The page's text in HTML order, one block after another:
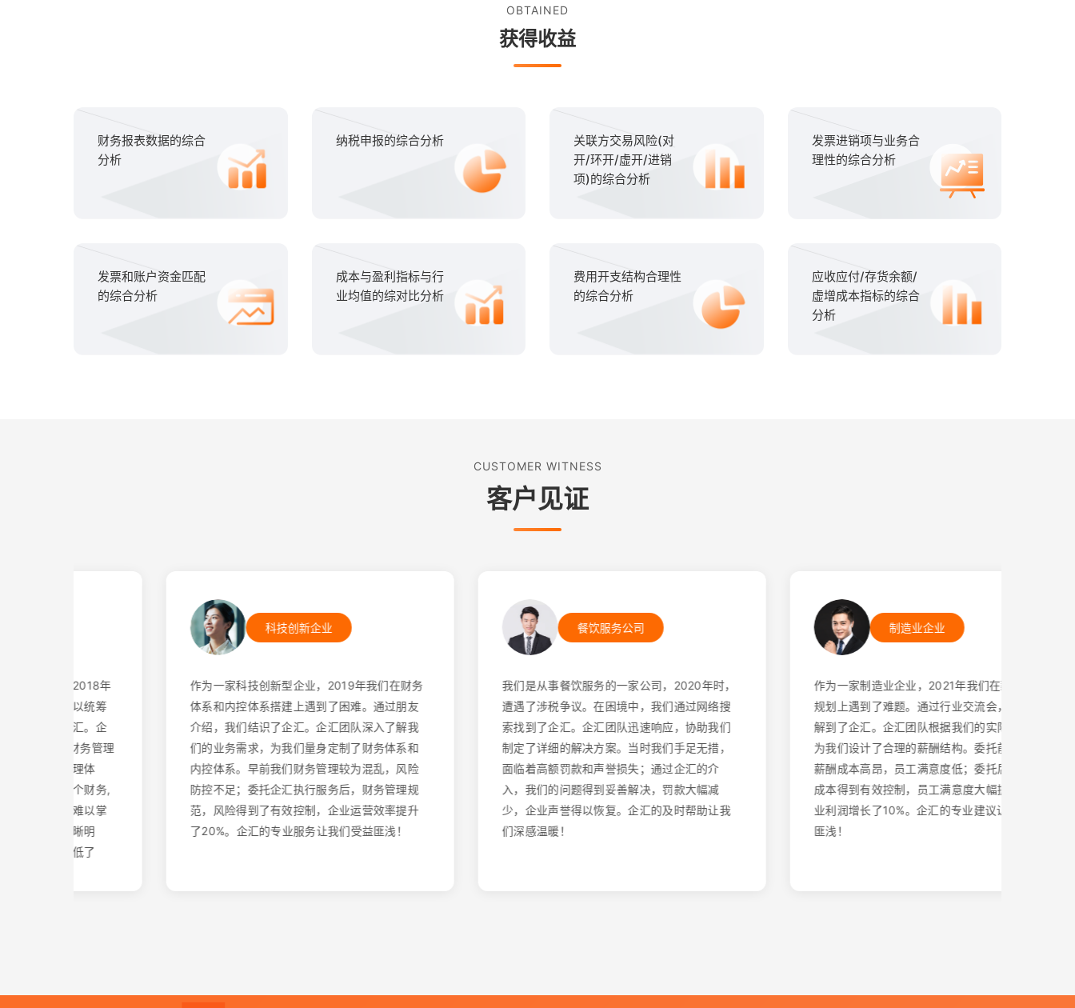
OBTAINED
获得收益
财务报表数据的综合
分析
纳税申报的综合分析
关联方交易风险(对
开/环开/虚开/进销
项)的综合分析
发票进销项与业务合
理性的综合分析
发票和账户资金匹配
的综合分析
成本与盈利指标与行
业均值的综对比分析
费用开支结构合理性
的综合分析
应收应付/存货余额/
虚增成本指标的综合
分析
CUSTOMER WITNESS
客户见证
统式财务管理
科技创新企业
作为一家科技创新型企业，2019年我们在财务
体系和内控体系搭建上遇到了困难。通过朋友
介绍，我们结识了企汇。企汇团队深入了解我
们的业务需求，为我们量身定制了财务体系和
内控体系。早前我们财务管理较为混乱，风险
防控不足；委托企汇执行服务后，财务管理规
范，风险得到了有效控制，企业运营效率提升
了20%。企汇的专业服务让我们受益匪浅！
餐饮服务公司
我们是从事餐饮服务的一家公司，2020年时，
遭遇了涉税争议。在困境中，我们通过网络搜
索找到了企汇。企汇团队迅速响应，协助我们
制定了详细的解决方案。当时我们手足无措，
面临着高额罚款和声誉损失；通过企汇的介
入，我们的问题得到妥善解决，罚款大幅减
少，企业声誉得以恢复。企汇的及时帮助让我
们深感温暖！
制造业企业
作为一家制造业企业，2021年我们在薪酬结构
规划上遇到了难题。通过行业交流会，我们了
解到了企汇。企汇团队根据我们的实际情况，
为我们设计了合理的薪酬结构。委托前，我们
薪酬成本高昂，员工满意度低；委托后，薪酬
成本得到有效控制，员工满意度大幅提升，企
业利润增长了10%。企汇的专业建议让我们受益